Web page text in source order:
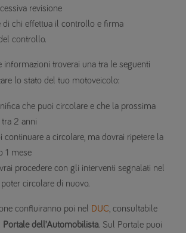
revisione
di chi effettua il controllo e firma
controllo.
informazioni troverai una tra le seguenti
lo stato del tuo motoveicolo:
che puoi circolare e che la prossima
tra 2 anni
continuare a circolare, ma dovrai ripetere la
1 mese
procedere con gli interventi segnalati nel
circolare di nuovo.
confluiranno poi nel DUC , consultabile
Portale dell’Automobilista. Sul Portale puoi